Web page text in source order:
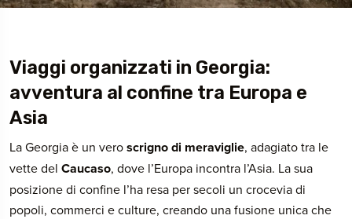
Viaggi organizzati in Georgia:
avventura al confine tra Europa e
Asia
La Georgia è un veroscrigno di meraviglie, adagiato tra le
vette del Caucaso, dove l’Europa incontra l’Asia. La sua
posizione di confine l’ha resa per secoli un crocevia di
popoli, commerci e culture, creando una fusione unica che